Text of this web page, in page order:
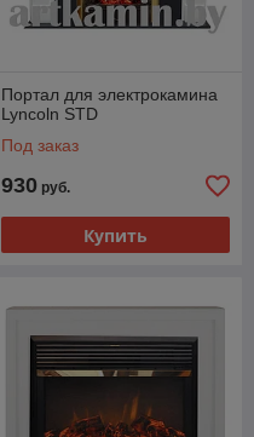
Портал для электрокамина
Lyncoln STD
Под заказ
930 руб.
Купить